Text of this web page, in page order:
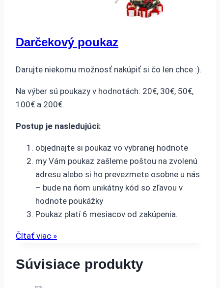
Darčekový poukaz
Darujte niekomu možnosť nakúpiť si čo len chce :).
Na výber sú poukazy v hodnotách: 20€, 30€, 50€,
100€ a 200€.
Postup je nasledujúci:
objednajte si poukaz vo vybranej hodnote
my Vám poukaz zašleme poštou na zvolenú
adresu alebo si ho prevezmete osobne u nás
– bude na ňom unikátny kód so zľavou v
hodnote poukážky
Poukaz platí 6 mesiacov od zakúpenia.
Čítať viac »
Súvisiace produkty